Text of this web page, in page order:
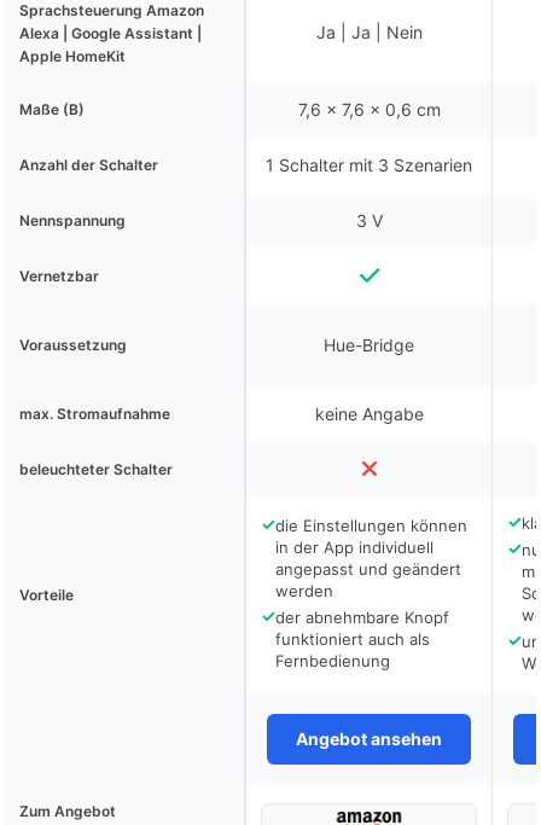
Sprachsteuerung Amazon
Alexa | Google Assistant |
Apple HomeKit
Ja | Ja | Nein
Maße (B) 7,6 x 7,6 x 0,6 cm
Anzahl der Schalter 1 Schalter mit 3 Szenarien
Nennspannung 3 V
Vernetzbar
Voraussetzung Hue-Bridge
max. Stromaufnahme keine Angabe
beleuchteter Schalter
Vorteile
✓die Einstellungen können
in der App individuell
angepasst und geändert
werden
✓der abnehmbare Knopf
funktioniert auch als
Fernbedienung
✓
✓
✓
Angebot ansehen
Zum Angebot